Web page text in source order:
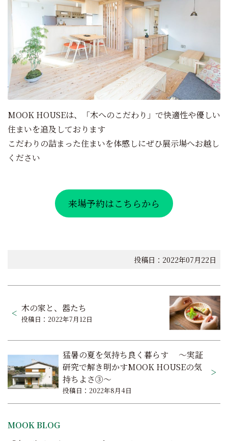
MOOK HOUSEは、「木へのこだわり」で快適性や優しい
住まいを追及しております
こだわりの詰まった住まいを体感しにぜひ展示場へお越し
ください
来場予約はこちらから
投稿日：2022年07月22日
稿
ビ
ゲ
ー
シ
ョ
木の家と、器たち
投稿日：2022年7月12日
猛暑の夏を気持ち良く暮らす ～実証
研究で解き明かすMOOK HOUSEの気
持ちよさ③～
投稿日：2022年8月4日
MOOK BLOG